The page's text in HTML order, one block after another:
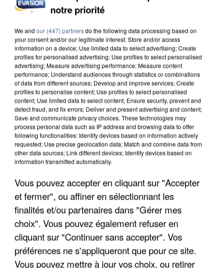
DE SOLIDARITÉ AVEC LES...
APRÈS TOUTES CES CANICULES, LES REFUGES
DE FAUNE SAUVAGE SONT...
notre priorité
We and our (447) partnersdo the following data processing based on
your consent and/or our legitimate interest: Store and/or access
information on a device; Use limited data to select advertising; Create
profiles for personalised advertising; Use profiles to select personalised
advertising; Measure advertising performance; Measure content
performance; Understand audiences through statistics or combinations
of data from different sources; Develop and improve services; Create
profiles to personalise content; Use profiles to select personalised
content; Use limited data to select content; Ensure security, prevent and
detect fraud, and fix errors; Deliver and present advertising and content;
Save and communicate privacy choices. These technologies may
process personal data such as IP address and browsing data to offer
following functionalities: Identify devices based on information actively
requested; Use precise geolocation data; Match and combine data from
other data sources; Link different devices; Identify devices based on
information transmitted automatically.
Vous pouvez accepter en cliquant sur "Accepter
et fermer", ou affiner en sélectionnant les
finalités et/ou partenaires dans "Gérer mes
choix". Vous pouvez également refuser en
cliquant sur "Continuer sans accepter". Vos
préférences ne s'appliqueront que pour ce site.
Vous pouvez mettre à jour vos choix, ou retirer